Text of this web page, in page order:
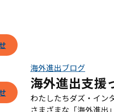
海外進出ブログ
海外進出支援
わたしたちダズ・イン
さまざまな「海外進出